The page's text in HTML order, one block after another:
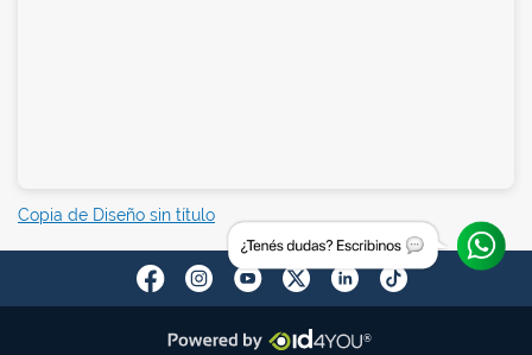
Copia de Diseño sin título